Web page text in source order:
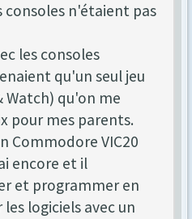
consoles n'étaient pas
les consoles
qu'un seul jeu
Watch) qu'on me
pour mes parents.
Commodore VIC20
encore et il
et programmer en
logiciels avec un